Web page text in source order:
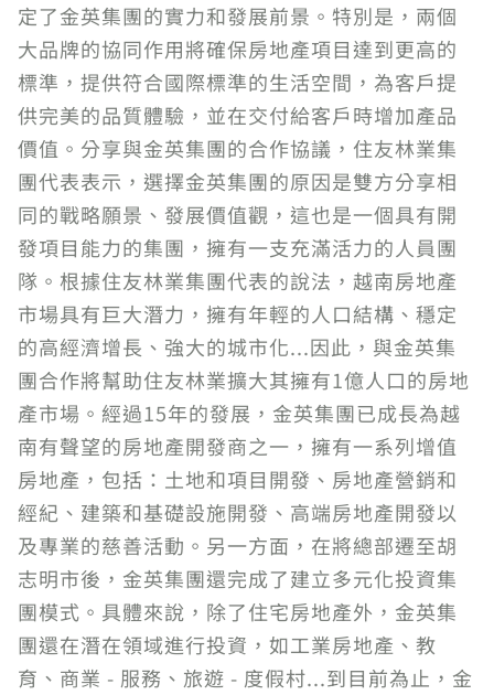
定了金英集團的實力和發展前景。特別是，兩個
大品牌的協同作用將確保房地產項目達到更高的
標準，提供符合國際標準的生活空間，為客戶提
供完美的品質體驗，並在交付給客戶時增加產品
價值。分享與金英集團的合作協議，住友林業集
團代表表示，選擇金英集團的原因是雙方分享相
同的戰略願景、發展價值觀，這也是一個具有開
發項目能力的集團，擁有一支充滿活力的人員團
隊。根據住友林業集團代表的說法，越南房地產
市場具有巨大潛力，擁有年輕的人口結構、穩定
的高經濟增長、強大的城市化...因此，與金英集
團合作將幫助住友林業擴大其擁有1億人口的房地
產市場。經過15年的發展，金英集團已成長為越
南有聲望的房地產開發商之一，擁有一系列增值
房地產，包括：土地和項目開發、房地產營銷和
經紀、建築和基礎設施開發、高端房地產開發以
及專業的慈善活動。另一方面，在將總部遷至胡
志明市後，金英集團還完成了建立多元化投資集
團模式。具體來說，除了住宅房地產外，金英集
團還在潛在領域進行投資，如工業房地產、教
育、商業 - 服務、旅遊 - 度假村...到目前為止，金